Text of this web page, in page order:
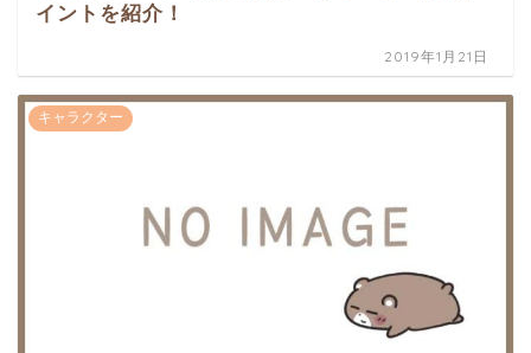
イントを紹介！
2019年1月21日
キャラクター